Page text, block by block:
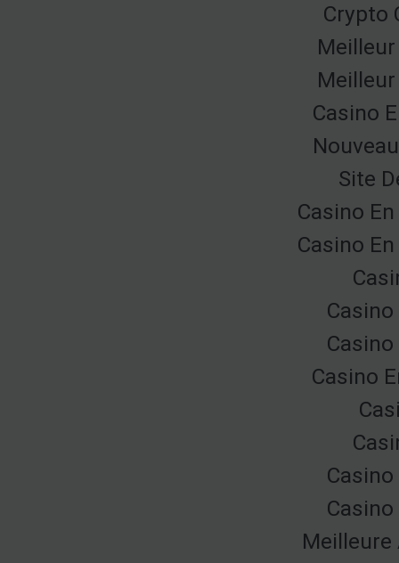
Crypto
Casino
Site
Casino
Casino
Casino